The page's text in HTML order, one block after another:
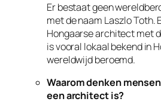
Er bestaat geen
met de naam Laszlo Toth.
Hongaarse architect met
is vooral lokaal bekend in
wereldwijd beroemd.
Waarom denken
een architect is?